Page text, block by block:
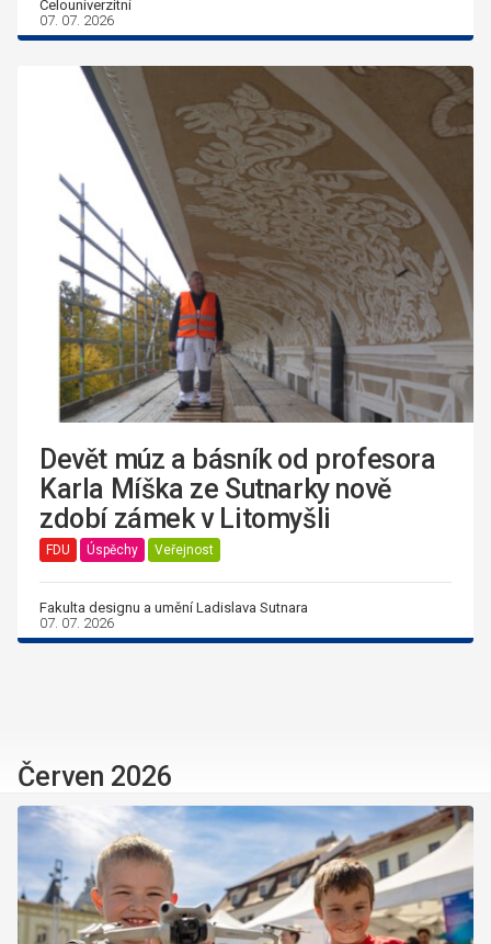
Celouniverzitní
07. 07. 2026
Devět múz a básník od profesora
Karla Míška ze Sutnarky nově
zdobí zámek v Litomyšli
FDU Úspěchy Veřejnost
Fakulta designu a umění Ladislava Sutnara
07. 07. 2026
Červen 2026